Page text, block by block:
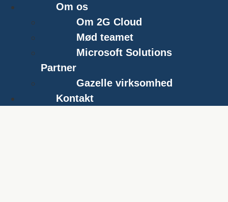
Om os
Om 2G Cloud
Mød teamet
Microsoft Solutions
Partner
Gazelle virksomhed
Kontakt